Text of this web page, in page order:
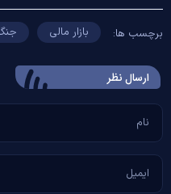
برچسب ها: بازار مالی
ارسال‌ نظر